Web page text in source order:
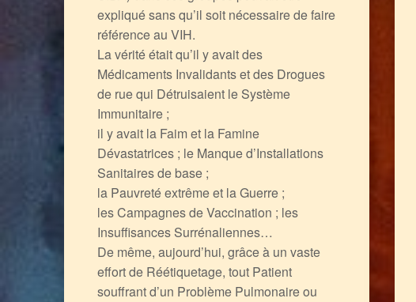
expliqué sans qu’il soit nécessaire de faire
référence au VIH.
La vérité était qu’il y avait des
Médicaments Invalidants et des Drogues
de rue qui Détruisaient le Système
Immunitaire ;
il y avait la Faim et la Famine
Dévastatrices ; le Manque d’Installations
Sanitaires de base ;
la Pauvreté extrême et la Guerre ;
les Campagnes de Vaccination ; les
Insuffisances Surrénaliennes…
De même, aujourd’hui, grâce à un vaste
effort de Réétiquetage, tout Patient
souffrant d’un Problème Pulmonaire ou